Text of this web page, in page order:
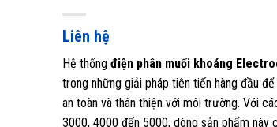
Liên hệ
Hệ thống điện phân muối khoáng
trong những giải pháp tiên tiến hàng đầu
an toàn và thân thiện với môi trường. Với
3000, 4000 đến 5000, dòng sản phẩm này